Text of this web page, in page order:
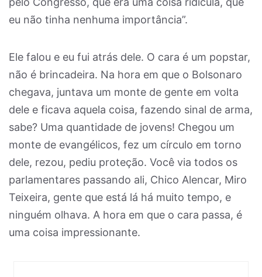
eu não tinha nenhuma importância”.
Ele falou e eu fui atrás dele. O cara é um popstar,
não é brincadeira. Na hora em que o Bolsonaro
chegava, juntava um monte de gente em volta
dele e ficava aquela coisa, fazendo sinal de arma,
sabe? Uma quantidade de jovens! Chegou um
monte de evangélicos, fez um círculo em torno
dele, rezou, pediu proteção. Você via todos os
parlamentares passando ali, Chico Alencar, Miro
Teixeira, gente que está lá há muito tempo, e
ninguém olhava. A hora em que o cara passa, é
uma coisa impressionante.